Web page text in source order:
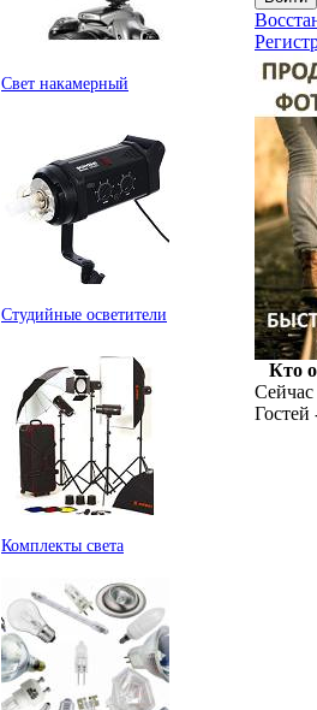
Свет накамерный
Студийные осветители
Комплекты света
Кто
Сейчас
Гостей